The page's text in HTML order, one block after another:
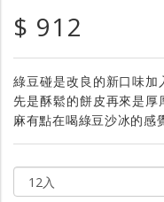
$ 912
綠豆碰是改良的新口味
先是酥鬆的餅皮再來是
麻有點在喝綠豆沙冰的感